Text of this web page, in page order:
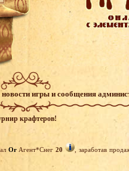
игры и сообщения
крафтеров!
OrАгент*Снег20
, заработав